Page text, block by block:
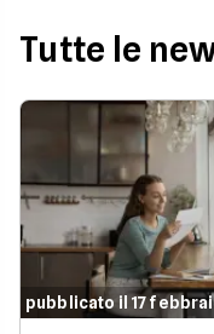
Tutte le
pubblicato il 17